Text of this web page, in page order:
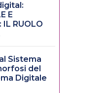
E
IL RUOLO
Sistema
del
Digitale